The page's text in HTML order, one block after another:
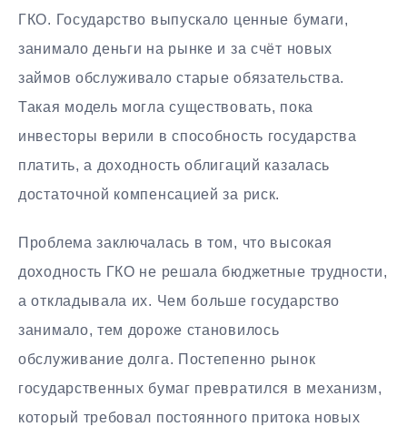
ГКО. Государство выпускало ценные бумаги,
занимало деньги на рынке и за счёт новых
займов обслуживало старые обязательства.
Такая модель могла существовать, пока
инвесторы верили в способность государства
платить, а доходность облигаций казалась
достаточной компенсацией за риск.
Проблема заключалась в том, что высокая
доходность ГКО не решала бюджетные трудности,
а откладывала их. Чем больше государство
занимало, тем дороже становилось
обслуживание долга. Постепенно рынок
государственных бумаг превратился в механизм,
который требовал постоянного притока новых